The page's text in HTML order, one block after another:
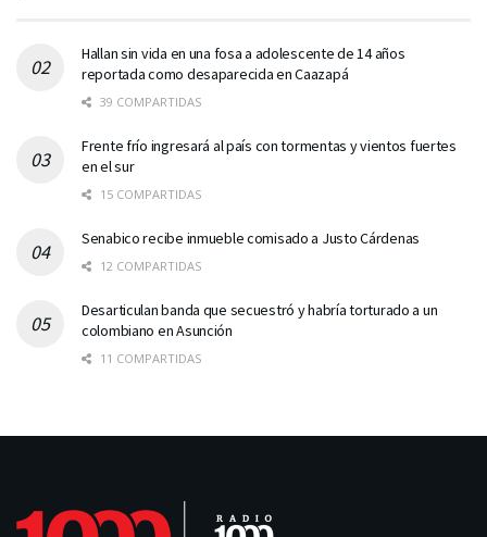
Hallan sin vida en una fosa a adolescente de 14 años
reportada como desaparecida en Caazapá
39 COMPARTIDAS
Frente frío ingresará al país con tormentas y vientos fuertes
en el sur
15 COMPARTIDAS
Senabico recibe inmueble comisado a Justo Cárdenas
12 COMPARTIDAS
Desarticulan banda que secuestró y habría torturado a un
colombiano en Asunción
11 COMPARTIDAS